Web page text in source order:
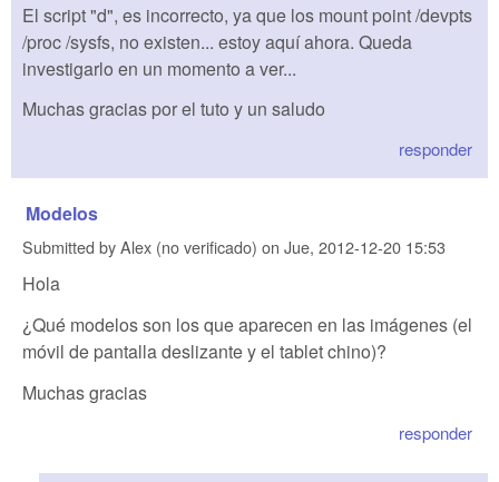
El script "d", es incorrecto, ya que los mount point /devpts
/proc /sysfs, no existen... estoy aquí ahora. Queda
investigarlo en un momento a ver...
Muchas gracias por el tuto y un saludo
responder
Modelos
Submitted byAlex (no verificado) on Jue, 2012-12-20 15:53
Hola
¿Qué modelos son los que aparecen en las imágenes (el
móvil de pantalla deslizante y el tablet chino)?
Muchas gracias
responder